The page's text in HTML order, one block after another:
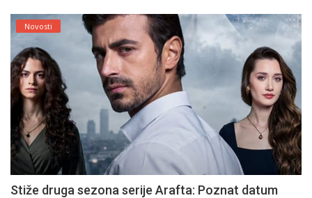
Novosti
Stiže druga sezona serije Arafta: Poznat datum